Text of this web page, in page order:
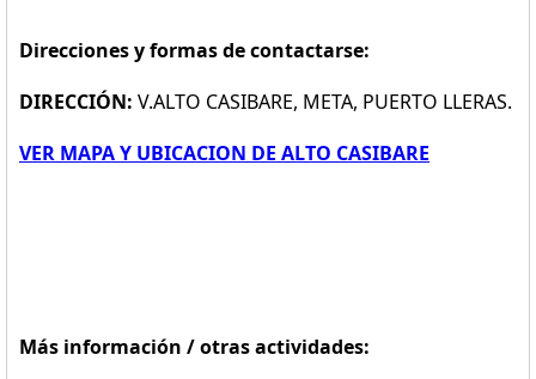
Direcciones y formas de contactarse:
DIRECCIÓN: V.ALTO CASIBARE, META, PUERTO LLERAS.
VER MAPA Y UBICACION DE ALTO CASIBARE
Más información / otras actividades: